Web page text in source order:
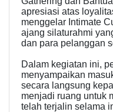
apresiasi atas
menggelar Intimate
ajang silaturahmi
dan para pelanggan
Dalam kegiatan ini,
menyampaikan
secara langsung
menjadi ruang untuk
telah terjalin selama